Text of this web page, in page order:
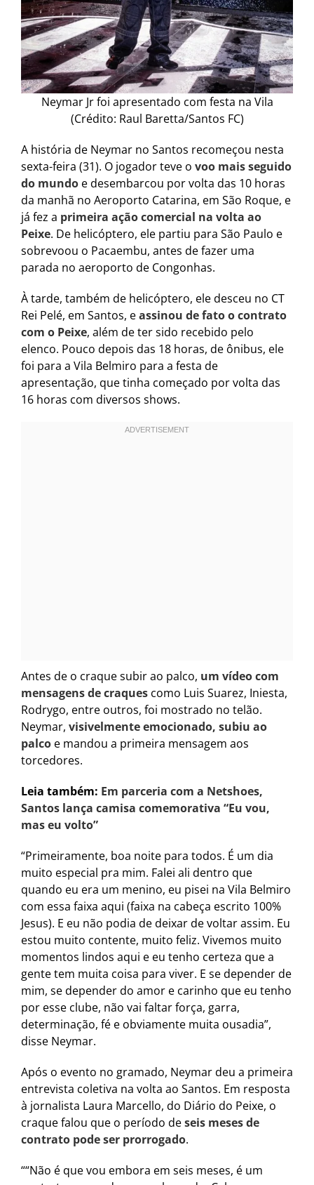
Neymar Jr foi apresentado com festa na Vila
(Crédito: Raul Baretta/Santos FC)
A história de Neymar no Santos recomeçou nesta
sexta-feira (31). O jogador teve o voo mais seguido
do mundo e desembarcou por volta das 10 horas
da manhã no Aeroporto Catarina, em São Roque, e
já fez a primeira ação comercial na volta ao
Peixe. De helicóptero, ele partiu para São Paulo e
sobrevoou o Pacaembu, antes de fazer uma
parada no aeroporto de Congonhas.
À tarde, também de helicóptero, ele desceu no CT
Rei Pelé, em Santos, eassinou de fato o contrato
com o Peixe, além de ter sido recebido pelo
elenco. Pouco depois das 18 horas, de ônibus, ele
foi para a Vila Belmiro para a festa de
apresentação, que tinha começado por volta das
16 horas com diversos shows.
Antes de o craque subir ao palco, um vídeo com
mensagens de craques como Luis Suarez, Iniesta,
Rodrygo, entre outros, foi mostrado no telão.
Neymar, visivelmente emocionado, subiu ao
palco e mandou a primeira mensagem aos
torcedores.
Leia também: Em parceria com a Netshoes,
Santos lança camisa comemorativa “Eu vou,
mas eu volto”
“Primeiramente, boa noite para todos. É um dia
muito especial pra mim. Falei ali dentro que
quando eu era um menino, eu pisei na Vila Belmiro
com essa faixa aqui (faixa na cabeça escrito 100%
Jesus). E eu não podia de deixar de voltar assim. Eu
estou muito contente, muito feliz. Vivemos muito
momentos lindos aqui e eu tenho certeza que a
gente tem muita coisa para viver. E se depender de
mim, se depender do amor e carinho que eu tenho
por esse clube, não vai faltar força, garra,
determinação, fé e obviamente muita ousadia”,
disse Neymar.
Após o evento no gramado, Neymar deu a primeira
entrevista coletiva na volta ao Santos. Em resposta
à jornalista Laura Marcello, do Diário do Peixe, o
craque falou que o período deseis meses de
contrato pode ser prorrogado.
““Não é que vou embora em seis meses, é um